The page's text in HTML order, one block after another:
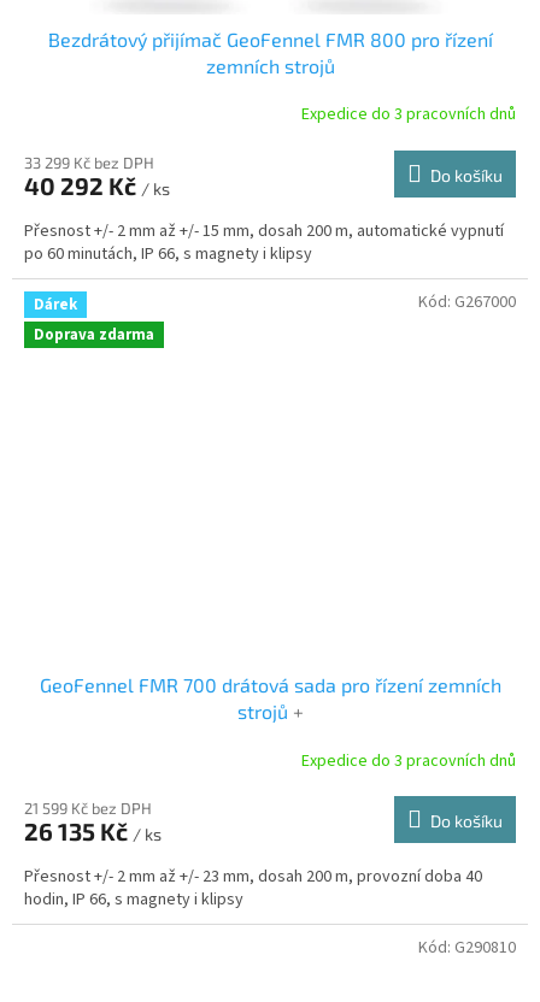
Bezdrátový přijímač GeoFennel FMR 800 pro řízení
zemních strojů
Expedice do 3 pracovních dnů
33 299 Kč bez DPH
40 292 Kč / ks
Do košíku
Přesnost +/- 2 mm až +/- 15 mm, dosah 200 m, automatické vypnutí
po 60 minutách, IP 66, s magnety i klipsy
Dárek
Doprava zdarma
GeoFennel FMR 700 drátová sada pro řízení zemních
strojů +
Expedice do 3 pracovních dnů
21 599 Kč bez DPH
26 135 Kč / ks
Do košíku
Přesnost +/- 2 mm až +/- 23 mm, dosah 200 m, provozní doba 40
hodin, IP 66, s magnety i klipsy
Kód: G267000
Kód: G290810